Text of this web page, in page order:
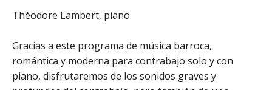
Théodore Lambert, piano.
Gracias a este programa de música barroca,
romántica y moderna para contrabajo solo y con
piano, disfrutaremos de los sonidos graves y